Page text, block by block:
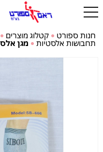
חנות ספורט קטלוג מוצרים
תחבושות אלסטיות מגן